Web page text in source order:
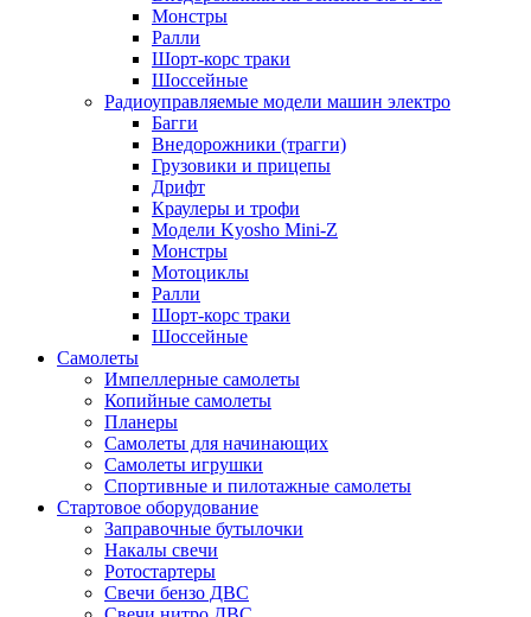
Монстры
Ралли
Шорт-корс траки
Шоссейные
Радиоуправляемые модели машин электро
Багги
Внедорожники (трагги)
Грузовики и прицепы
Дрифт
Краулеры и трофи
Модели Kyosho Mini-Z
Монстры
Мотоциклы
Ралли
Шорт-корс траки
Шоссейные
Самолеты
Импеллерные самолеты
Копийные самолеты
Планеры
Самолеты для начинающих
Самолеты игрушки
Спортивные и пилотажные самолеты
Стартовое оборудование
Заправочные бутылочки
Накалы свечи
Ротостартеры
Свечи бензо ДВС